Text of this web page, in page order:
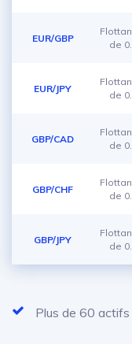
EUR/GBP
de
EUR/JPY
de
GBP/CAD
de
GBP/CHF
de
GBP/JPY
de
Plus de 60 actifs